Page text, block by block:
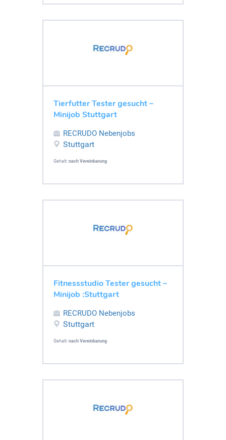
Tierfutter Tester gesucht –
Minijob Stuttgart
RECRUDO Nebenjobs
Stuttgart
Gehalt: nach Vereinbarung
Fitnessstudio Tester gesucht –
Minijob :Stuttgart
RECRUDO Nebenjobs
Stuttgart
Gehalt: nach Vereinbarung